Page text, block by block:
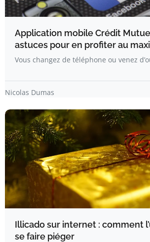
Application mobile Crédit
astuces pour en profiter au
Vous changez de téléphone ou venez
Nicolas Dumas
Illicado sur internet : comment
se faire piéger